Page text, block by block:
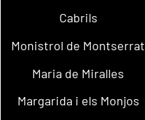
Cabrils
Monistrol de Montserrat
Maria de Miralles
Margarida i els Monjos